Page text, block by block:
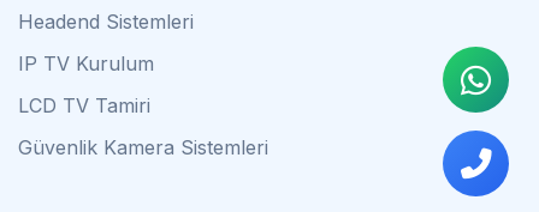
Headend Sistemleri
IP TV Kurulum
LCD TV Tamiri
Güvenlik Kamera Sistemleri